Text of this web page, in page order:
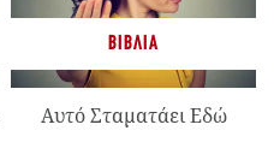
ΒΙΒΛΊΑ
Αυτό Σταματάει Εδώ